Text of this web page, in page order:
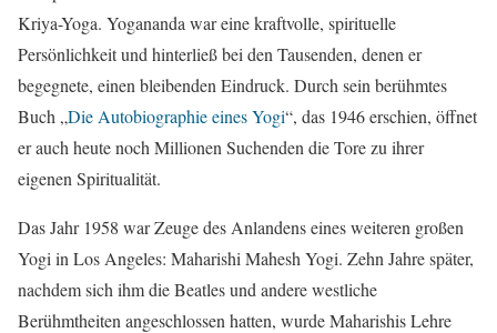
Kriya-Yoga. Yogananda war eine kraftvolle, spirituelle
Persönlichkeit und hinterließ bei den Tausenden, denen er
begegnete, einen bleibenden Eindruck. Durch sein berühmtes
Buch „Die Autobiographie eines Yogi“, das 1946 erschien, öffnet
er auch heute noch Millionen Suchenden die Tore zu ihrer
eigenen Spiritualität.
Das Jahr 1958 war Zeuge des Anlandens eines weiteren großen
Yogi in Los Angeles: Maharishi Mahesh Yogi. Zehn Jahre später,
nachdem sich ihm die Beatles und andere westliche
Berühmtheiten angeschlossen hatten, wurde Maharishis Lehre